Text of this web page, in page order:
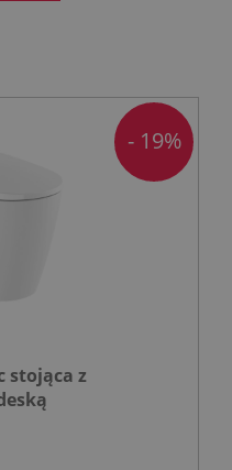
stojąca z
- 19%